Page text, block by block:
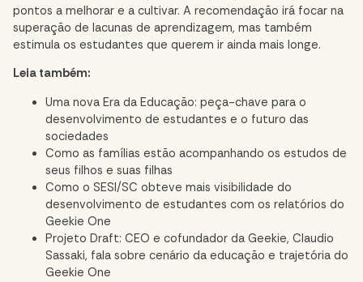
pontos a melhorar e a cultivar. A recomendação irá focar na
superação de lacunas de aprendizagem, mas também
estimula os estudantes que querem ir ainda mais longe.
Leia também:
Uma nova Era da Educação: peça-chave para o
desenvolvimento de estudantes e o futuro das
sociedades
Como as famílias estão acompanhando os estudos de
seus filhos e suas filhas
Como o SESI/SC obteve mais visibilidade do
desenvolvimento de estudantes com os relatórios do
Geekie One
Projeto Draft: CEO e cofundador da Geekie, Claudio
Sassaki, fala sobre cenário da educação e trajetória do
Geekie One